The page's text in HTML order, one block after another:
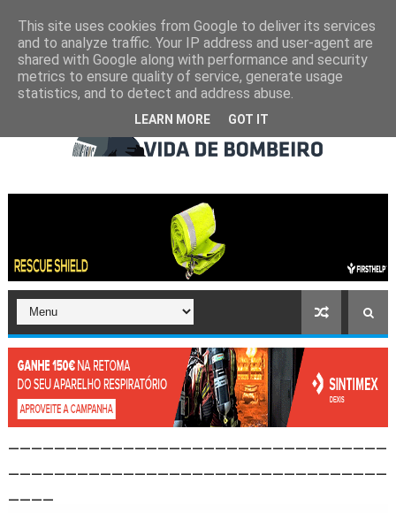
This site uses cookies from Google to deliver its services
and to analyze traffic. Your IP address and user-agent are
shared with Google along with performance and security
metrics to ensure quality of service, generate usage
statistics, and to detect and address abuse.
LEARN MORE GOT IT